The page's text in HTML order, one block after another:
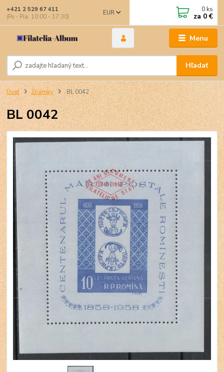
Menu
EUR
Hľadať
+421 2 529 67 411
(Po - Pia: 10:00 - 17:30)
0 ks
za 0 €
Úvod Známky BL 0042
BL 0042